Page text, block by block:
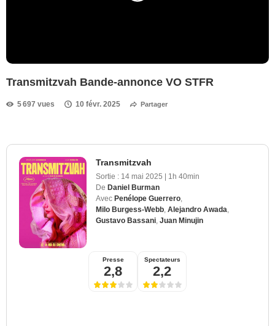
Transmitzvah Bande-annonce VO STFR
5 697 vues 10 févr. 2025 Partager
Transmitzvah
Sortie : 14 mai 2025 | 1h 40min
De Daniel Burman
Avec Penélope Guerrero
Milo Burgess-Webb Alejandro Awada
Gustavo Bassani Juan Minujin
Presse
2,8
Spectateurs
2,2